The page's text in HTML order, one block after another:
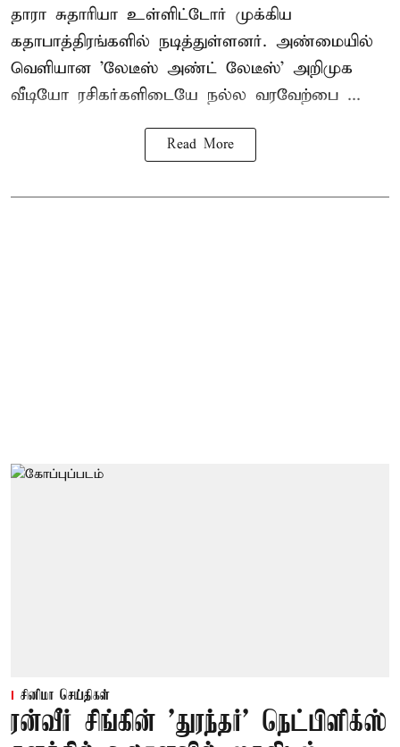
தாரா சுதாரியா உள்ளிட்டோர் முக்கிய
கதாபாத்திரங்களில் நடித்துள்ளனர். அண்மையில்
வெளியான 'லேடீஸ் அண்ட் லேடீஸ்' அறிமுக
வீடியோ ரசிகர்களிடையே நல்ல வரவேற்பை ...
Read More
சினிமா செய்திகள்
ரன்வீர் சிங்கின் 'துரந்தர்' நெட்பிளிக்ஸ்